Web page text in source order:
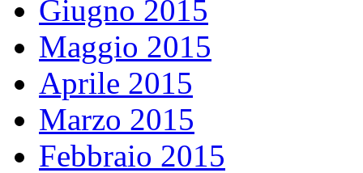
Giugno 2015
Maggio 2015
Aprile 2015
Marzo 2015
Febbraio 2015